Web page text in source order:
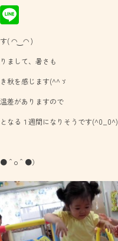
X
ne
( ◠‿◠ )
まして、暑さも
秋を感じます(^^ゞ
差がありますので
なる１週間になりそうです(^0_0^)
＾o＾●）